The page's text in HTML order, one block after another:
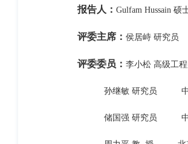
报告人： Gulfam
评委主席： 侯居峙 研究
评委委员： 李小松 高级工
孙继敏 研究员 中国科
储国强 研究员 中国科